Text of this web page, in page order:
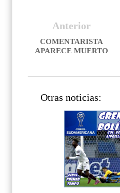
Anterior
COMENTARISTA
APARECE MUERTO
Otras noticias: